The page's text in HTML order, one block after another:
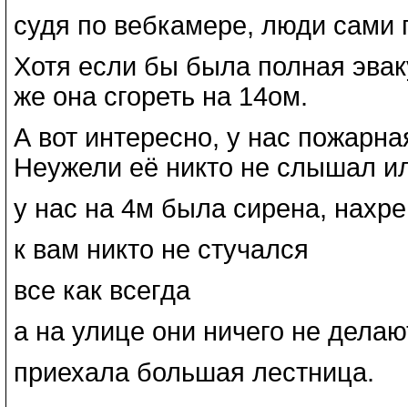
судя по вебкамере, люди сами
Хотя если бы была полная
же она сгореть на 14ом.
А вот интересно, у нас
Неужели её никто не слышал
у нас на 4м была сирена,
к вам никто не стучался
все как всегда
а на улице они ничего не
приехала большая лестница.